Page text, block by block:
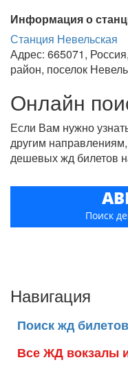
Информация о
Станция Невельская
Адрес: 665071,
район, поселок
Онлайн
Если Вам нужно
другим
дешевых жд билетов
Поиск
Навигация
Поиск жд билетов
Все ЖД вокзалы